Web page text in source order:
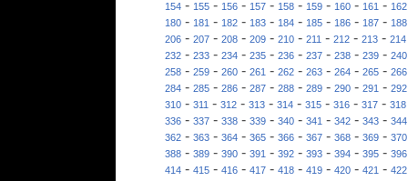
154- 155- 156- 157- 158- 159- 160- 161- 162
180- 181- 182- 183- 184- 185- 186- 187- 188
206 - 207 - 208 - 209 - 210 - 211 - 212 - 213 - 214
232- 233- 234- 235- 236- 237- 238- 239- 240
258- 259- 260- 261- 262- 263- 264- 265- 266
284- 285- 286- 287- 288- 289- 290- 291- 292
310 - 311 - 312 - 313 - 314 - 315 - 316 - 317 - 318
336- 337- 338- 339- 340- 341- 342- 343- 344
362- 363- 364- 365- 366- 367- 368- 369- 370
388 - 389 - 390 - 391 - 392 - 393 - 394 - 395 - 396
414- 415- 416- 417- 418- 419- 420- 421- 422